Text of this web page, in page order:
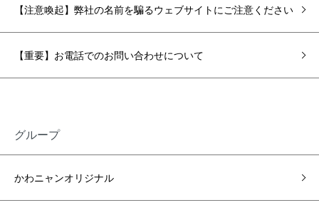
【注意喚起】弊社の名前を騙るウェブサイトにご注意ください
【重要】お電話でのお問い合わせについて
グループ
かわニャンオリジナル